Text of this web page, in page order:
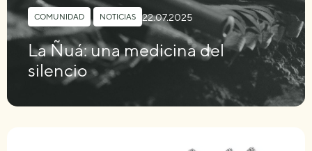
COMUNIDAD NOTICIAS 22.07.2025
La Ñuá: una medicina del
silencio